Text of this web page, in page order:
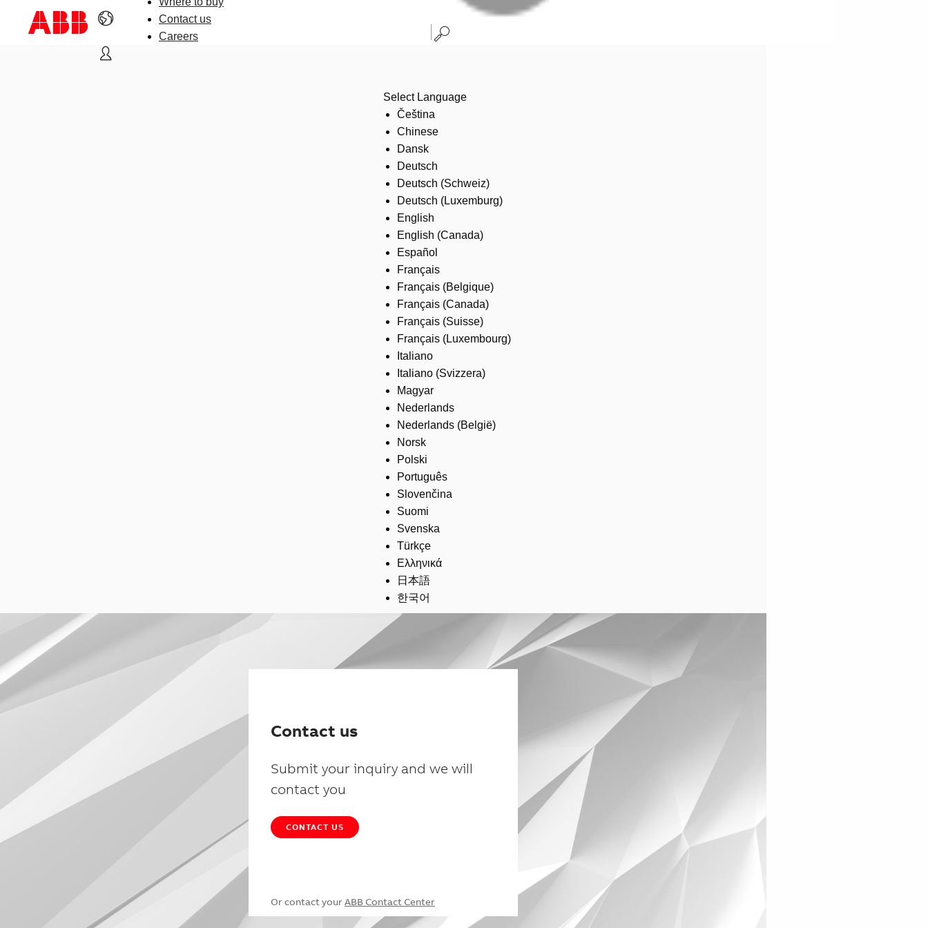
Contact us
Careers
Select Language
Čeština
Chinese
Dansk
Deutsch
Deutsch (Schweiz)
Deutsch (Luxemburg)
English
English (Canada)
Español
Français
Français (Belgique)
Français (Canada)
Français (Suisse)
Français (Luxembourg)
Italiano
Italiano (Svizzera)
Magyar
Nederlands
Nederlands (België)
Norsk
Polski
Português
Slovenčina
Suomi
Svenska
Türkçe
Ελληνικά
日本語
한국어
Contact us
Submit your inquiry and we will
contact you
CONTACT US
Or contact your ABB Contact Center